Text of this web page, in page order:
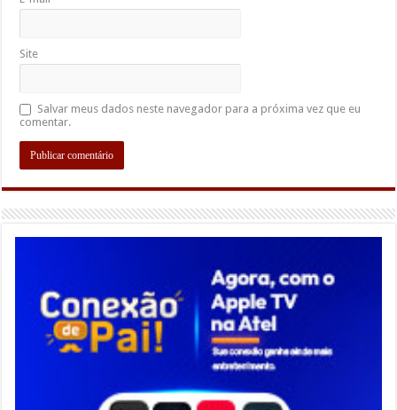
Site
Salvar meus dados neste navegador para a próxima vez que eu
comentar.